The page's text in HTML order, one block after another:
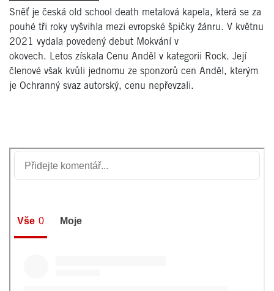
Sněť je česká old school death metalová kapela, která se za
pouhé tři roky vyšvihla mezi evropské špičky žánru. V květnu
2021 vydala povedený debut Mokvání v
okovech. Letos získala Cenu Anděl v kategorii Rock. Její
členové však kvůli jednomu ze sponzorů cen Anděl, kterým
je Ochranný svaz autorský, cenu nepřevzali.